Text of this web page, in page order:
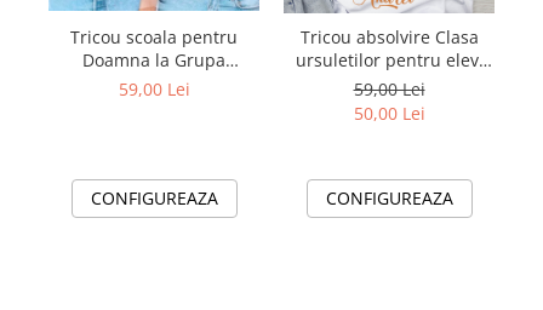
Tricou scoala pentru
Doamna la Grupa
boboceilor– cadou
59,00 Lei
CONFIGUREAZA
Tricou absolvire Clasa
ursuletilor pentru elevi
clasa 4 sau gradinita
ABS1080
59,00 Lei
50,00 Lei
CONFIGUREAZA